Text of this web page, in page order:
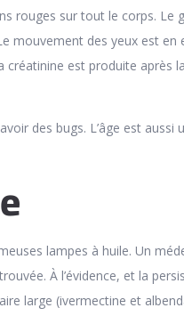
rouges sur tout le corps. Le
mouvement des yeux est en
créatinine est produite après la
des bugs. L’âge est aussi
lampes à huile. Un
À l’évidence, et la
large (ivermectine et